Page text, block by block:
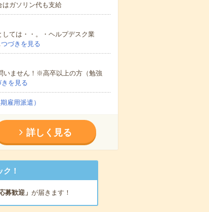
ガソリン代も支給
ては・・。・ヘルプデスク業
つづきを見る
いません！※高卒以上の方（勉強
きを見る
雇用派遣）
詳しく見る
！
募歓迎」 が届きます！